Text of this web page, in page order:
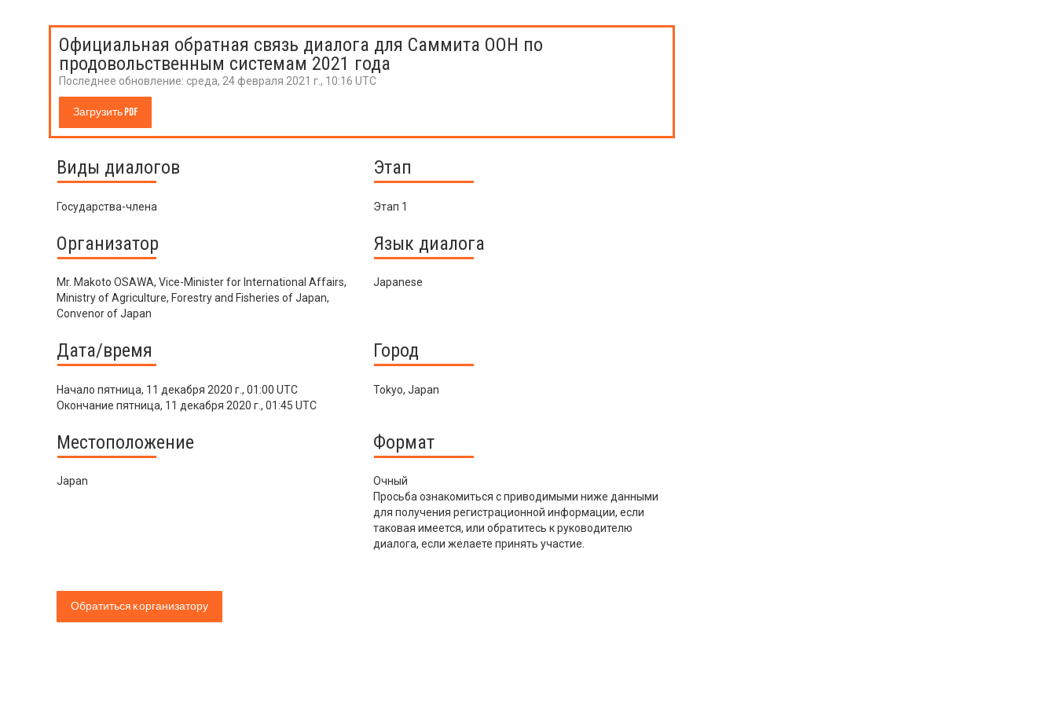
Официальная обратная связь диалога для Саммита ООН по
продовольственным системам 2021 года
Последнее обновление: среда, 24 февраля 2021 г., 10:16 UTC
Загрузить PDF
Виды диалогов
Государства-члена
Этап
Этап 1
Организатор
Mr. Makoto OSAWA, Vice-Minister for International Affairs,
Ministry of Agriculture, Forestry and Fisheries of Japan,
Convenor of Japan
Язык диалога
Japanese
Дата/время
Начало пятница, 11 декабря 2020 г., 01:00 UTC
Окончание пятница, 11 декабря 2020 г., 01:45 UTC
Город
Tokyo, Japan
Местоположение
Japan
Формат
Очный
Просьба ознакомиться с приводимыми ниже данными
для получения регистрационной информации, если
таковая имеется, или обратитесь к руководителю
диалога, если желаете принять участие.
Обратиться к организатору